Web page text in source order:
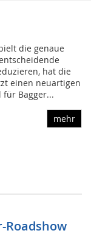
die genaue
hat die
einen neuartigen
für Bagger...
mehr